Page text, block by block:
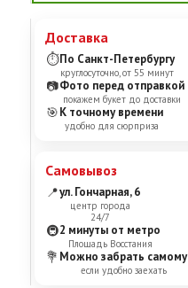
Доставка
⏱По Санкт-Петербургу
круглосуточно, от 55 минут
📷Фото перед отправкой
покажем букет до доставки
🎯К точному времени
удобно для сюрприза
Самовывоз
📍ул. Гончарная, 6
центр города
24/7
🚇2 минуты от метро
Площадь Восстания
💐 Можно забрать самому
если удобно заехать